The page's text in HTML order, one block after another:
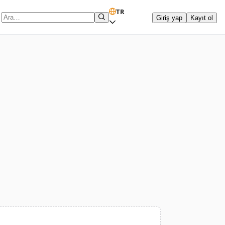
Arama terimi
TR
Giriş yap Kayıt ol